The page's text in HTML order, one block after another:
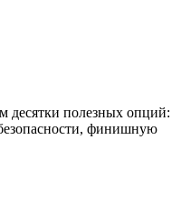
десятки полезных опций:
финишную